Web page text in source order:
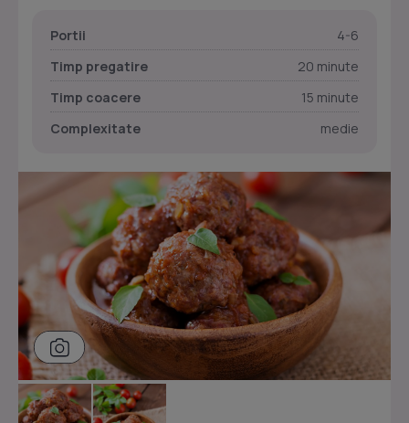
Portii
4-6
Timp pregatire
20 minute
Timp coacere
15 minute
Complexitate
medie